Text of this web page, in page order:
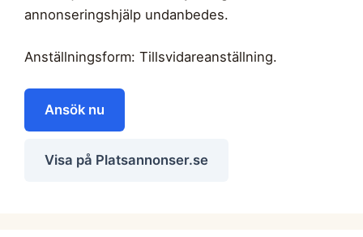
annonseringshjälp undanbedes.
Anställningsform: Tillsvidareanställning.
Ansök nu
Visa på Platsannonser.se